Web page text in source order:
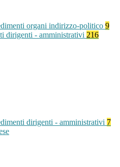
organi indirizzo-politico 9
dirigenti - amministrativi 216
dirigenti - amministrativi 7